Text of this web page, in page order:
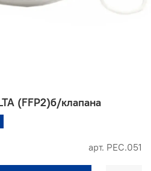
арт. РЕС.051
(FFP2)б/клапана